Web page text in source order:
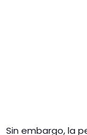
Sin embargo, la